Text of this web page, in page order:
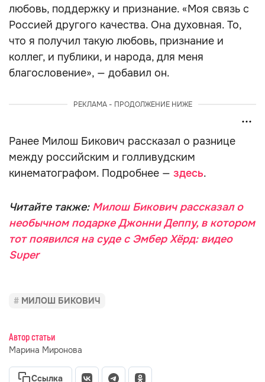
любовь, поддержку и признание. «Моя связь с
Россией другого качества. Она духовная. То,
что я получил такую любовь, признание и
коллег, и публики, и народа, для меня
благословение», — добавил он.
РЕКЛАМА - ПРОДОЛЖЕНИЕ НИЖЕ
Ранее Милош Бикович рассказал о разнице
между российским и голливудским
кинематографом. Подробнее — здесь.
Читайте также: Милош Бикович рассказал о
необычном подарке Джонни Деппу, в котором
тот появился на суде с Эмбер Хёрд: видео
Super
МИЛОШ БИКОВИЧ
Автор статьи
Марина Миронова
Ссылка